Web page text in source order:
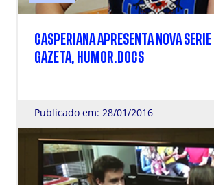
CASPERIANA APRESENTA NOVA
GAZETA, HUMOR.DOCS
Publicado em: 28/01/2016